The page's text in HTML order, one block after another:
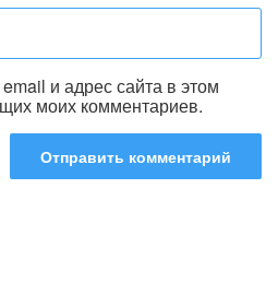
и адрес сайта в этом
моих комментариев.